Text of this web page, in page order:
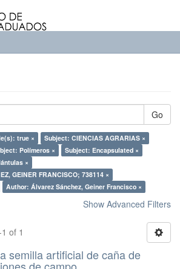
Go
true ×
Subject: CIENCIAS AGRARIAS ×
Polímeros ×
Subject: Encapsulated ×
×
GEINER FRANCISCO; 738114 ×
Author: Álvarez Sánchez, Geiner Francisco ×
Show Advanced Filters
of 1
semilla artificial de caña de